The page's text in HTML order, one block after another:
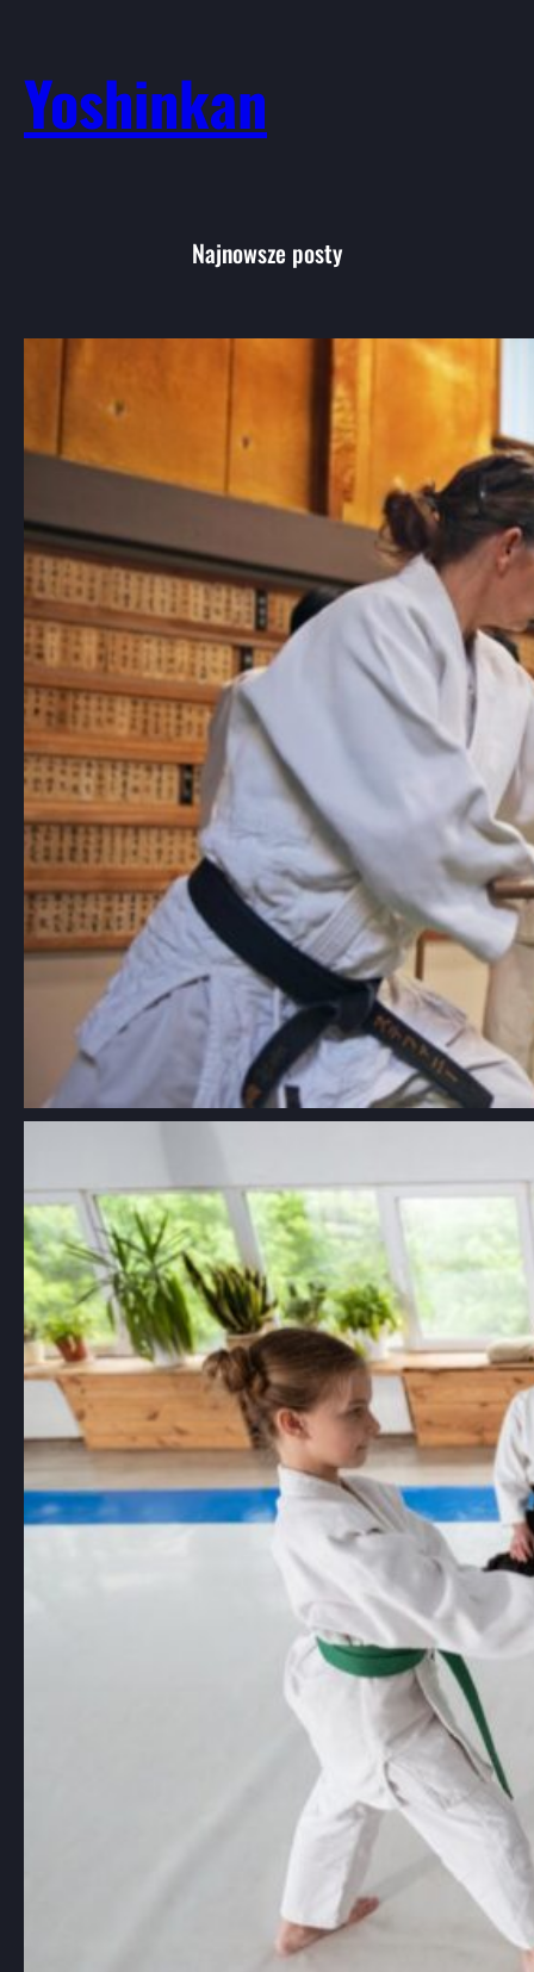
Yoshinkan
Najnowsze posty
Aikido: Wprowadzenie do japońskiej
sztuki walki i jej filozofii
Aikido, choć mniej znane niż karate czy
judo, jest jedną…
korzyściach z treningów
Aikido, japońska sztuka walki znana z
używania technik obronnych, które…